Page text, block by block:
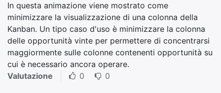
In questa animazione viene mostrato come
minimizzare la visualizzazione di una colonna della
Kanban. Un tipo caso d'uso è minimizzare la colonna
delle opportunità vinte per permettere di concentrarsi
maggiormente sulle colonne contenenti opportunità su
cui è necessario ancora operare.
Valutazione
0 0